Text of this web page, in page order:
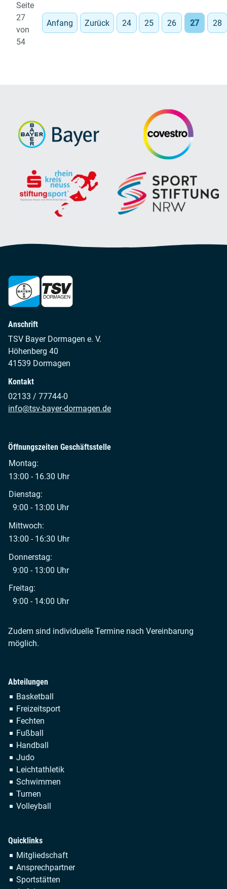
Düsseldorf
5.
Seite
27
von
54
Anfang Zurück 24 25 26 27 28
Anschrift
TSV Bayer Dormagen e. V.
Höhenberg 40
41539 Dormagen
Kontakt
02133 / 77744-0
info@tsv-bayer-dormagen.de
Öffnungszeiten Geschäftsstelle
Montag:
13:00 - 16.30 Uhr
Dienstag:
9:00 - 13:00 Uhr
Mittwoch:
13:00 - 16:30 Uhr
Donnerstag:
9:00 - 13:00 Uhr
Freitag:
9:00 - 14:00 Uhr
Zudem sind individuelle Termine nach Vereinbarung
möglich.
Abteilungen
Navigation
überspringen
Basketball
Freizeitsport
Fechten
Fußball
Handball
Judo
Leichtathletik
Schwimmen
Turnen
Volleyball
Quicklinks
Navigation
überspringen
Mitgliedschaft
Ansprechpartner
Sportstätten